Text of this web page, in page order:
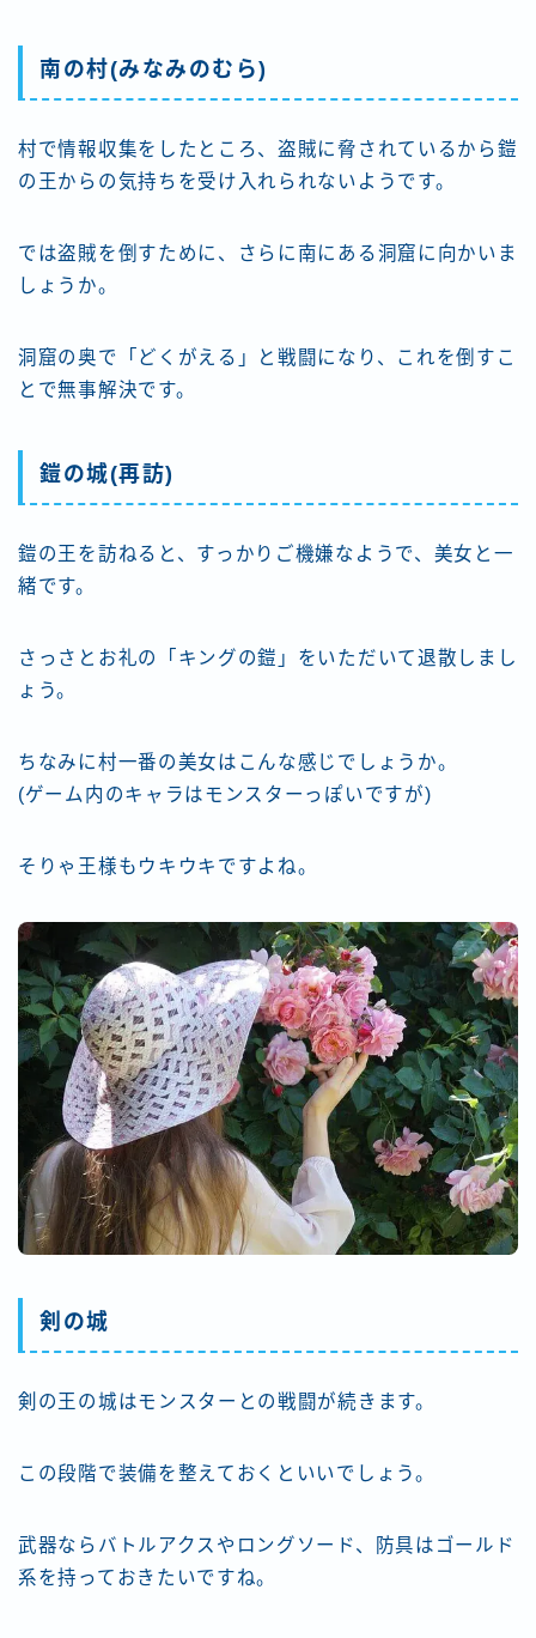
南の村(みなみのむら)
村で情報収集をしたところ、盗賊に脅されているから鎧
の王からの気持ちを受け入れられないようです。
では盗賊を倒すために、さらに南にある洞窟に向かいま
しょうか。
洞窟の奥で「どくがえる」と戦闘になり、これを倒すこ
とで無事解決です。
鎧の城(再訪)
鎧の王を訪ねると、すっかりご機嫌なようで、美女と一
緒です。
さっさとお礼の「キングの鎧」をいただいて退散しまし
ょう。
ちなみに村一番の美女はこんな感じでしょうか。
(ゲーム内のキャラはモンスターっぽいですが)
そりゃ王様もウキウキですよね。
剣の城
剣の王の城はモンスターとの戦闘が続きます。
この段階で装備を整えておくといいでしょう。
武器ならバトルアクスやロングソード、防具はゴールド
系を持っておきたいですね。